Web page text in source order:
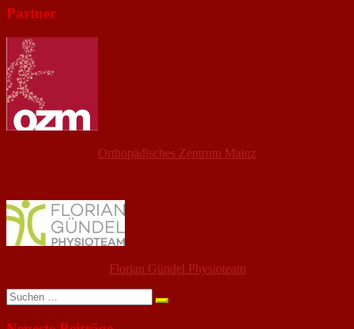
Partner
Orthopädisches Zentrum Mainz
Florian Gündel Physioteam
Suchen
nach: